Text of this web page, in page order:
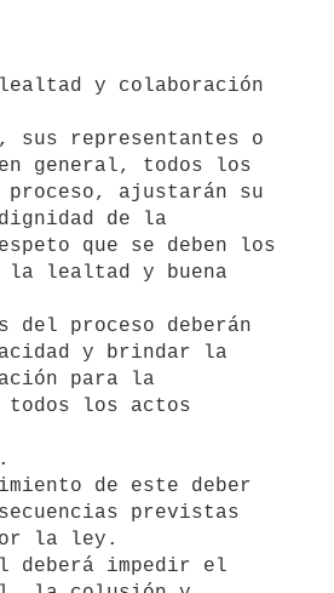
general, todos los
ajustarán su
de la
que se deben los
lealtad y buena
y brindar la
para la
los actos
previstas
la ley.